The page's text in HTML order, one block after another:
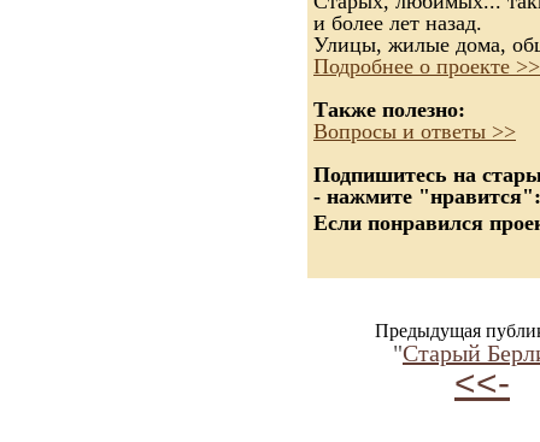
и более лет назад.
Улицы, жилые дома,
Подробнее о проекте >>
Также полезно:
Вопросы и ответы >>
Подпишитесь на
- нажмите "нравится":
Если понравился
Предыдущая
"Старый
<<-